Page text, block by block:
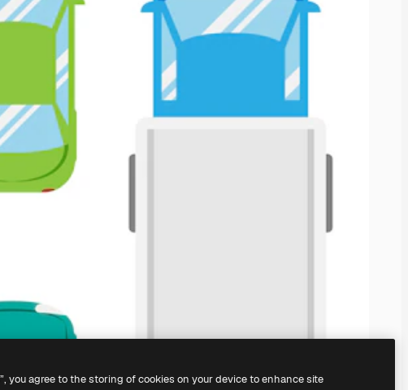
you agree to the storing of cookies on your device to enhance site